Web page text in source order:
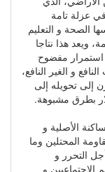
تامة
و التعليم
ويعد هذا نتاجا
مفضوح
و الغير النافع،
تحويله إلى
بطرق مشبوهة.
الأصلية و
المحتلين وما
التحرر و
و